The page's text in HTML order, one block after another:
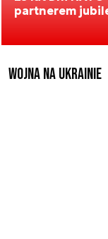
partnerem
Wojna na Ukrainie